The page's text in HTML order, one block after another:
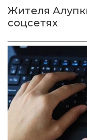
Жителя
соцсетях